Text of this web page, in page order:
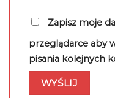
Zapisz moje
przeglądarce aby
pisania kolejnych